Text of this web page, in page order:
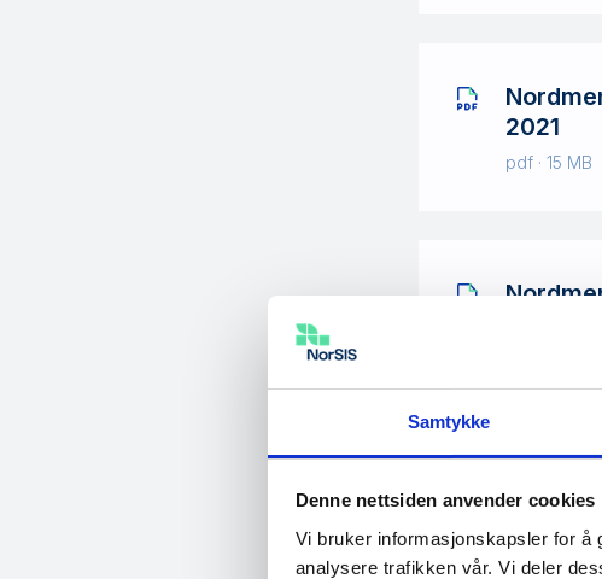
Samtykke
Denne nettsiden anvender cookies
Vi bruker informasjonskapsler for å
analysere trafikken vår. Vi deler
2021
pdf · 15 MB
pdf · 2 MB